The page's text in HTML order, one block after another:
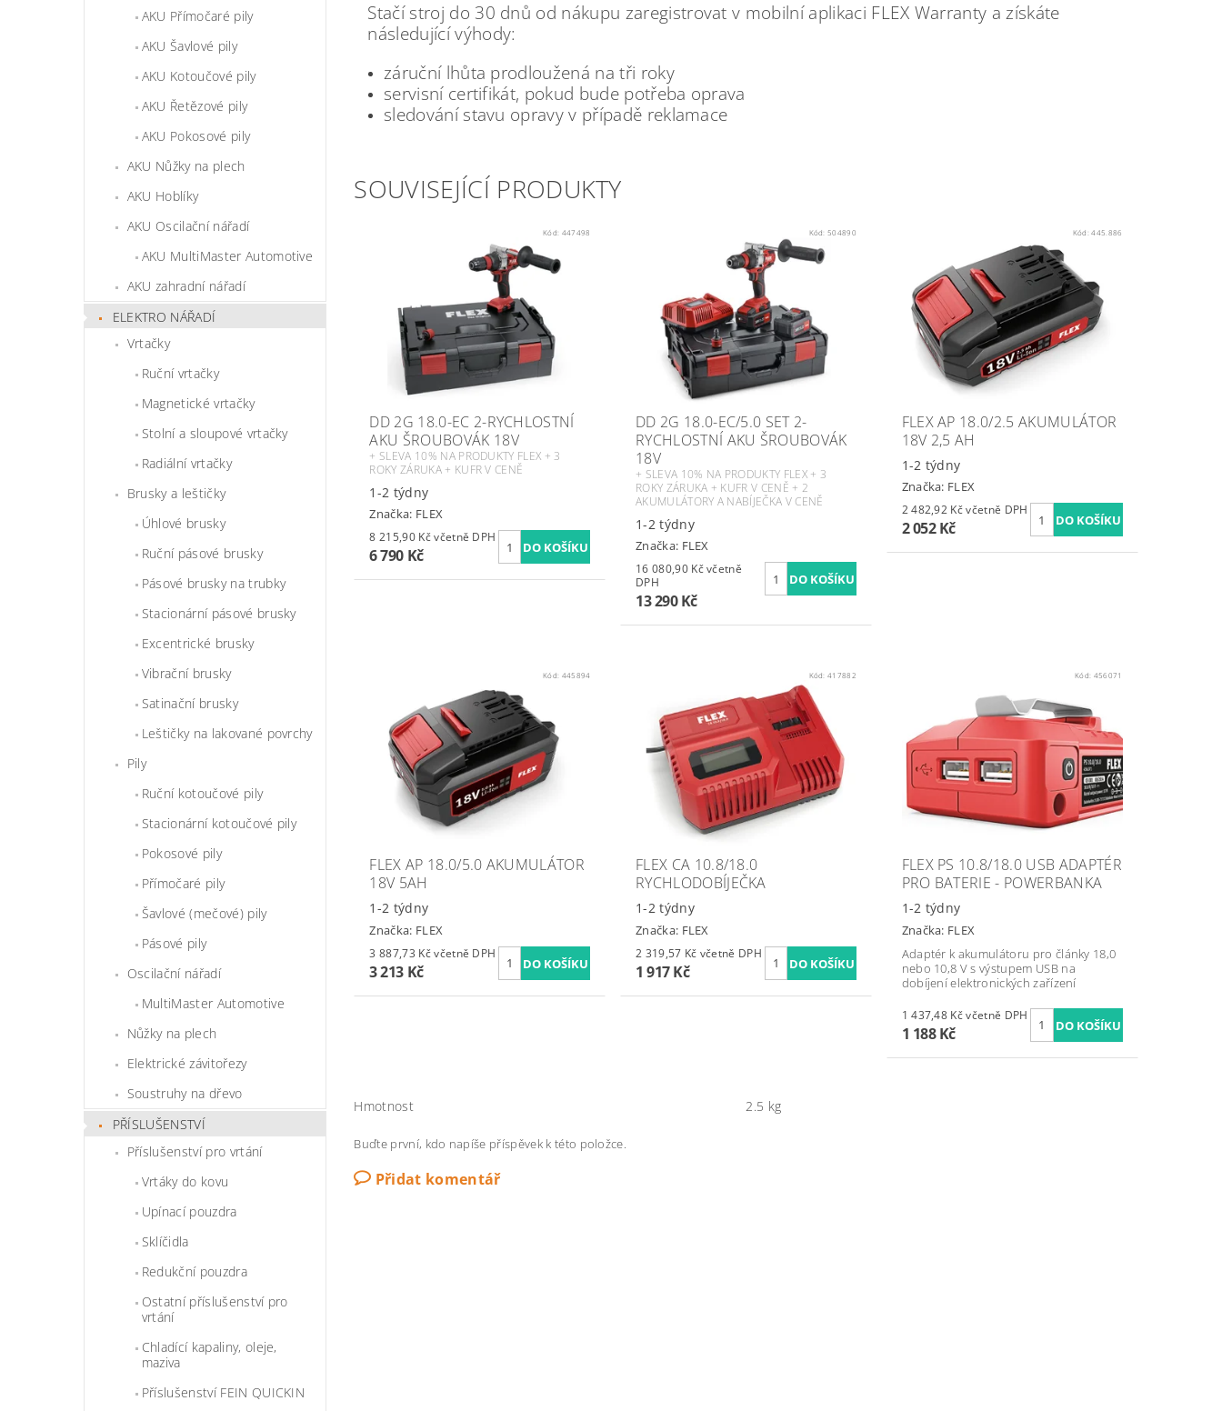
AKU Přímočaré pily
AKU Šavlové pily
AKU Kotoučové pily
AKU Řetězové pily
AKU Pokosové pily
AKU Nůžky na plech
AKU Hoblíky
AKU Oscilační nářadí
AKU MultiMaster Automotive
AKU zahradní nářadí
ELEKTRO NÁŘADÍ
Vrtačky
Ruční vrtačky
Magnetické vrtačky
Stolní a sloupové vrtačky
Radiální vrtačky
Brusky a leštičky
Úhlové brusky
Ruční pásové brusky
Pásové brusky na trubky
Stacionární pásové brusky
Excentrické brusky
Vibrační brusky
Satinační brusky
Leštičky na lakované povrchy
Pily
Ruční kotoučové pily
Stacionární kotoučové pily
Pokosové pily
Přímočaré pily
Šavlové (mečové) pily
Pásové pily
Oscilační nářadí
MultiMaster Automotive
Nůžky na plech
Elektrické závitořezy
Soustruhy na dřevo
PŘÍSLUŠENSTVÍ
Příslušenství pro vrtání
Vrtáky do kovu
Upínací pouzdra
Sklíčidla
Redukční pouzdra
Ostatní příslušenství pro
vrtání
Chladící kapaliny, oleje,
maziva
Příslušenství FEIN QUICKIN
Stačí stroj do 30 dnů od nákupu zaregistrovat v mobilní aplikaci FLEX Warranty a získáte
následující výhody:
záruční lhůta prodloužená na tři roky
servisní certifikát, pokud bude potřeba oprava
sledování stavu opravy v případě reklamace
SOUVISEJÍCÍ PRODUKTY
Kód: 447498
DD 2G 18.0-EC 2-RYCHLOSTNÍ
AKU ŠROUBOVÁK 18V
+ SLEVA 10% NA PRODUKTY FLEX + 3
ROKY ZÁRUKA + KUFR V CENĚ
1-2 týdny
Značka: FLEX
8 215,90 Kč včetně DPH
6 790 Kč
Kód:504890
DD 2G 18.0-EC/5.0 SET 2-
RYCHLOSTNÍ AKU ŠROUBOVÁK
18V
+ SLEVA 10% NA PRODUKTY FLEX + 3
ROKY ZÁRUKA + KUFR V CENĚ + 2
AKUMULÁTORY A NABÍJEČKA V CENĚ
1-2 týdny
Značka: FLEX
16 080,90 Kč včetně
DPH
13 290 Kč
Kód:445.886
FLEX AP 18.0/2.5 AKUMULÁTOR
18V 2,5 AH
1-2 týdny
Značka: FLEX
2 482,92 Kč včetně DPH
2 052 Kč
Kód: 445894
FLEX AP 18.0/5.0 AKUMULÁTOR
18V 5AH
1-2 týdny
Značka: FLEX
3 887,73 Kč včetně DPH
3 213 Kč
Kód:417882
FLEX CA 10.8/18.0
RYCHLODOBÍJEČKA
1-2 týdny
Značka: FLEX
2 319,57 Kč včetně DPH
1 917 Kč
Kód: 456071
FLEX PS 10.8/18.0 USB ADAPTÉR
PRO BATERIE - POWERBANKA
1-2 týdny
Značka: FLEX
Adaptér k akumulátoru pro články 18,0
nebo 10,8 V s výstupem USB na
dobíjení elektronických zařízení
1 437,48 Kč včetně DPH
1 188 Kč
Hmotnost 2.5 kg
Buďte první, kdo napíše příspěvek k této položce.
Přidat komentář